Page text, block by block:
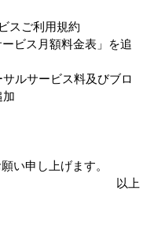
スご利用規約
ビス月額料金表」を追
ルサービス料及びブロ
い申し上げます。
以上